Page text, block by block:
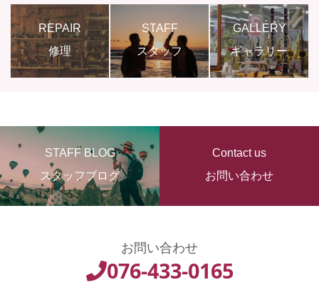
REPAIR
修理
STAFF
スタッフ
GALLERY
ギャラリー
STAFF BLOG
スタッフブログ
Contact us
お問い合わせ
お問い合わせ
076-433-0165